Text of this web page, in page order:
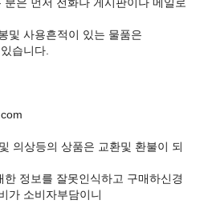
및 사용흔적이 있는 물품은
습니다.
의상등의 상품은 교환및 환불이 되
정보를 잘못인식하고 구매하신경
가 소비자부담이니